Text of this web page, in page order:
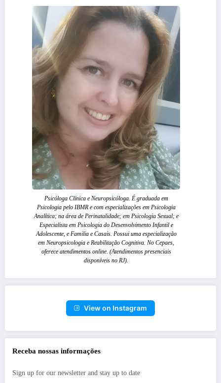
Psicóloga Clínica e Neuropsicóloga. É graduada em
Psicologia pelo IBMR e com especializações em Psicologia
Analítica; na área de Perinatalidade; em Psicologia Sexual; e
Especialista em Psicologia do Desenvolvimento Infantil e
Adolescente, e Familia e Casais. Possui uma especialização
em Neuropsicologia e Reabilitação Cognitiva. No Cepaes,
oferece atendimentos online. (Atendimentos presenciais
disponíveis no RJ).
View on Instagram
Receba nossas informações
Sign up for our newsletter and stay up to date